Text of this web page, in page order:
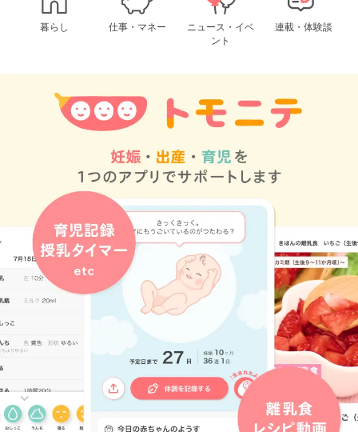
暮らし 仕事・マネー
ニュース・イベ
ント
連載・体験談